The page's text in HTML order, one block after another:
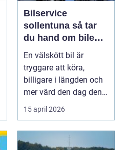
Bilservice
sollentuna så tar
du hand om bilen
på rätt sätt
En välskött bil är
tryggare att köra,
billigare i längden och
mer värd den dag den
ska säljas. Många...
15 april 2026